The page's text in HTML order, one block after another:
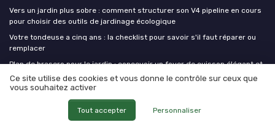
Vers un jardin plus sobre : comment structurer son V4 pipeline en cours
pour choisir des outils de jardinage écologique
Votre tondeuse a cinq ans : la checklist pour savoir s'il faut réparer ou
remplacer
Plan de brasero pour le jardin : concevoir un foyer de cuisson élégant et
durable
Plan de brasero pour le jardin : concevoir un foyer de cuisson élégant et
Ce site utilise des cookies et vous donne le contrôle sur ceux que
vous souhaitez activer
Tout accepter Personnaliser